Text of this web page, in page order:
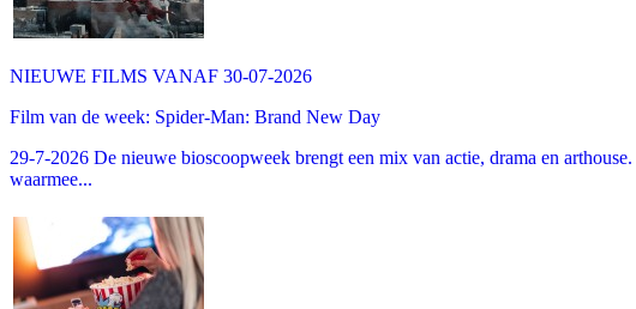
NIEUWE FILMS VANAF 30-07-2026
Film van de week: Spider-Man: Brand New Day
29-7-2026 De nieuwe bioscoopweek brengt een mix van actie, drama en
waarmee...